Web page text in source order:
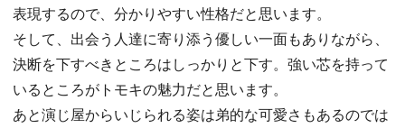
表現するので、分かりやすい性格だと思います。
そして、出会う人達に寄り添う優しい一面もありながら、
決断を下すべきところはしっかりと下す。強い芯を持って
いるところがトモキの魅力だと思います。
あと演じ屋からいじられる姿は弟的な可愛さもあるのでは